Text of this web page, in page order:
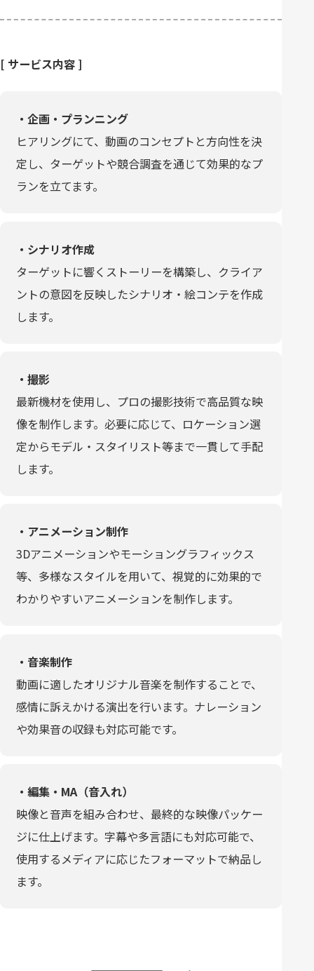
[ サービス内容 ]
・企画・プランニング
ヒアリングにて、動画のコンセプトと方向性を決
定し、ターゲットや競合調査を通じて効果的なプ
ランを立てます。
・シナリオ作成
ターゲットに響くストーリーを構築し、クライア
ントの意図を反映したシナリオ・絵コンテを作成
します。
・撮影
最新機材を使用し、プロの撮影技術で高品質な映
像を制作します。必要に応じて、ロケーション選
定からモデル・スタイリスト等まで一貫して手配
します。
・アニメーション制作
3Dアニメーションやモーショングラフィックス
等、多様なスタイルを用いて、視覚的に効果的で
わかりやすいアニメーションを制作します。
・音楽制作
動画に適したオリジナル音楽を制作することで、
感情に訴えかける演出を行います。ナレーション
や効果音の収録も対応可能です。
・編集・MA（音入れ）
映像と音声を組み合わせ、最終的な映像パッケー
ジに仕上げます。字幕や多言語にも対応可能で、
使用するメディアに応じたフォーマットで納品し
ます。